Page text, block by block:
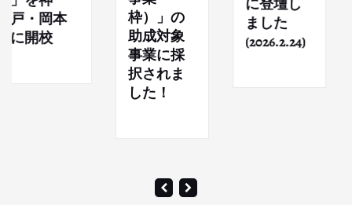
岡本
校
枠）」の
助成対象
事業に採
択されま
した！
に登壇し
ました
(2026.2.24)